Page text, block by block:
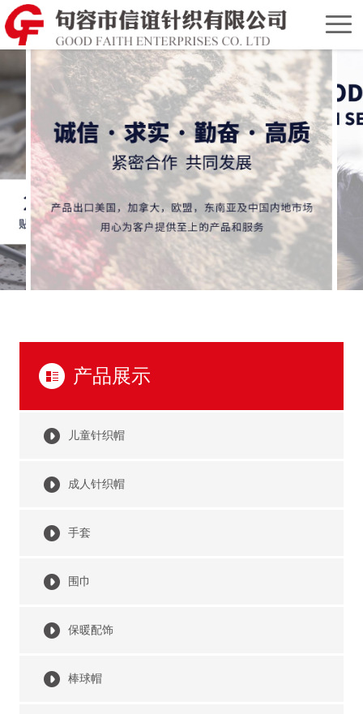
首
我
们
品
展
合
作
联
们
English
Version
产品展示
儿童针织帽
成人针织帽
手套
围巾
保暖配饰
棒球帽